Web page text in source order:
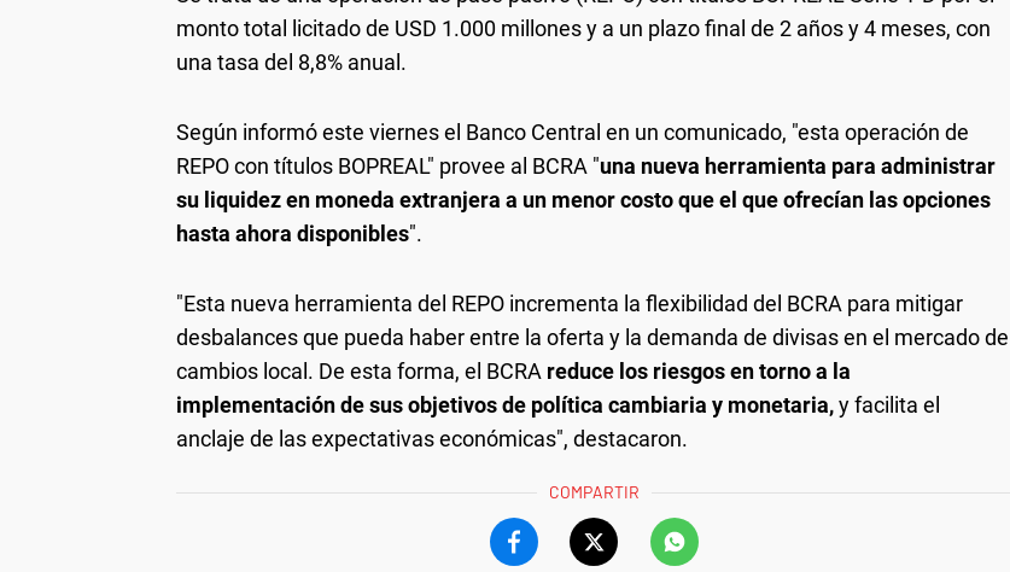
monto total licitado de USD 1.000 millones y a un plazo final de 2 años y 4 meses, con
una tasa del 8,8% anual.
Según informó este viernes el Banco Central en un comunicado, "esta operación de
REPO con títulos BOPREAL" provee al BCRA "una nueva herramienta para administrar
su liquidez en moneda extranjera a un menor costo que el que ofrecían las opciones
hasta ahora disponibles".
"Esta nueva herramienta del REPO incrementa la flexibilidad del BCRA para mitigar
desbalances que pueda haber entre la oferta y la demanda de divisas en el mercado de
cambios local. De esta forma, el BCRA reduce los riesgos en torno a la
implementación de sus objetivos de política cambiaria y monetaria,y facilita el
anclaje de las expectativas económicas", destacaron.
COMPARTIR